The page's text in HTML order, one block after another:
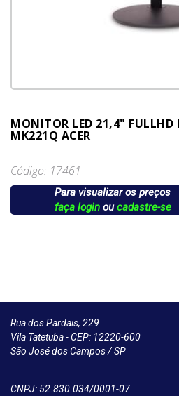
MONITOR LED 21,4" FULLHD
MK221Q ACER
Código: 17461
Para visualizar os preços
faça loginoucadastre-se
Rua dos Pardais, 229
Vila Tatetuba - CEP: 12220-600
São José dos Campos / SP
CNPJ: 52.830.034/0001-07